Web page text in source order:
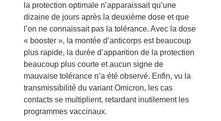
la protection optimale n’apparaissait qu’une
dizaine de jours après la deuxième dose et que
l’on ne connaissait pas la tolérance. Avec la dose
« booster », la montée d’anticorps est beaucoup
plus rapide, la durée d’apparition de la protection
beaucoup plus courte et aucun signe de
mauvaise tolérance n’a été observé. Enfin, vu la
transmissibilité du variant Omicron, les cas
contacts se multiplient, retardant inutilement les
programmes vaccinaux.